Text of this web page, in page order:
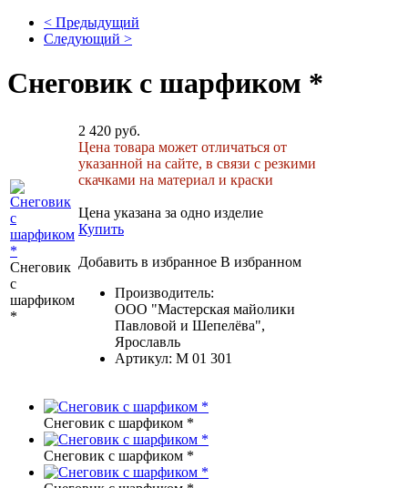
< Предыдущий
Следующий >
Снеговик с шарфиком *
Снеговик
с
шарфиком
*
2 420 руб.
Цена товара может отличаться от
указанной на сайте, в связи с резкими
скачками на материал и краски
Цена указана за одно изделие
Купить
Добавить в избранное В избранном
Производитель:
ООО "Мастерская майолики
Павловой и Шепелёва",
Ярославль
Артикул: M 01 301
Снеговик с шарфиком *
Снеговик с шарфиком *